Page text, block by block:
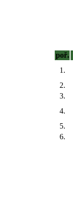
poř.
1.
2.
3.
4.
5.
6.